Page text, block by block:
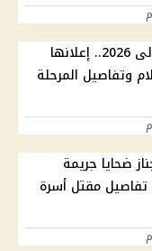
نتيجة تنسيق المرحلة الأولى 2026.. إعلانها
وتفاصيل المرحلة
ضحايا جريمة
مقتل أسرة